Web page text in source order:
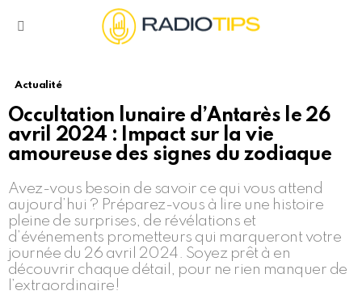
Actualité
Occultation lunaire d’Antarès le 26
avril 2024 : Impact sur la vie
amoureuse des signes du zodiaque
Avez-vous besoin de savoir ce qui vous attend
aujourd’hui ? Préparez-vous à lire une histoire
pleine de surprises, de révélations et
d’événements prometteurs qui marqueront votre
journée du 26 avril 2024. Soyez prêt à en
découvrir chaque détail, pour ne rien manquer de
l’extraordinaire!